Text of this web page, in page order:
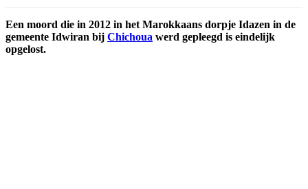
Een moord die in 2012 in het Marokkaans dorpje Idazen in de
gemeente Idwiran bij Chichoua werd gepleegd is eindelijk
opgelost.